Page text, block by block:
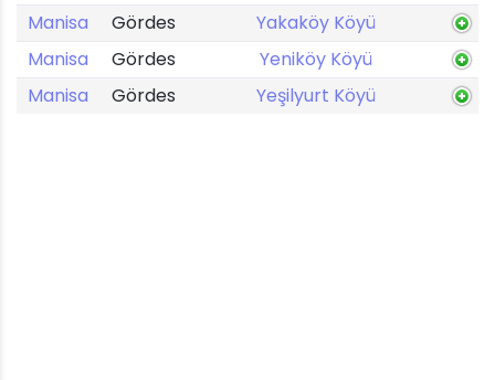
Manisa
Gördes
Yakaköy Köyü
Manisa
Gördes
Yeniköy Köyü
Manisa
Gördes Yeşilyurt Köyü